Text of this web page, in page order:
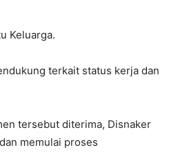
Keluarga.
terkait status kerja dan
tersebut diterima, Disnaker
memulai proses